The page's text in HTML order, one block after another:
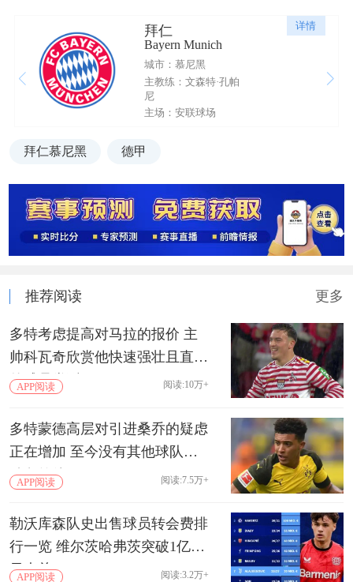
详情
拜仁
Bayern Munich
城市：慕尼黑
主教练：文森特·孔帕
尼
主场：安联球场
拜仁慕尼黑 德甲
推荐阅读 更多
多特考虑提高对马拉的报价 主
帅科瓦奇欣赏他快速强壮且直接
的球员类型
APP阅读 阅读:10万+
多特蒙德高层对引进桑乔的疑虑
正在增加 至今没有其他球队推
动免签他
APP阅读 阅读:7.5万+
勒沃库森队史出售球员转会费排
行一览 维尔茨哈弗茨突破1亿欧
元大关
APP阅读 阅读:3.2万+